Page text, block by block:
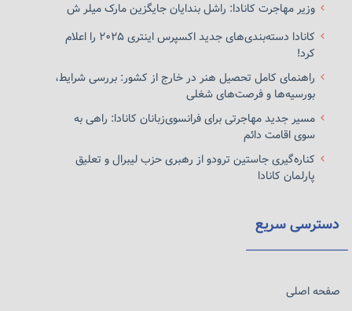
وزیر مهاجرت کانادا: راشل بندایان جایگزین مارک میلر ش
کانادا دسته‌بندی‌های جدید اکسپرس اینتری ۲۰۲۵ را اعلام
کرد!
راهنمای کامل تحصیل هنر در خارج از کشور: بررسی شرایط،
بورسیه‌ها و فرصت‌های شغلی
مسیر جدید مهاجرتی برای فرانسوی‌زبانان کانادا: راهی به
سوی اقامت دائم
کناره‌گیری جاستین ترودو از رهبری حزب لیبرال و تعلیق
پارلمان کانادا
دسترسی سریع
صفحه اصلی